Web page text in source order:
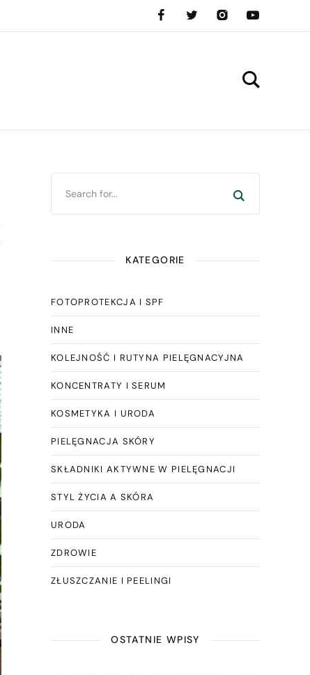
KATEGORIE
FOTOPROTEKCJA I SPF
INNE
KOLEJNOŚĆ I RUTYNA PIELĘGNACYJNA
KONCENTRATY I SERUM
KOSMETYKA I URODA
PIELĘGNACJA SKÓRY
SKŁADNIKI AKTYWNE W PIELĘGNACJI
STYL ŻYCIA A SKÓRA
URODA
ZDROWIE
ZŁUSZCZANIE I PEELINGI
OSTATNIE WPISY